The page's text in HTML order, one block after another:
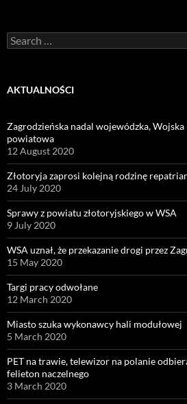
Search
for:
AKTUALNOŚCI
Zagrodzieńska nadal wojewódzka, Wojska
powiatowa
12 August 2020
Złotoryja zaprosi kolejną rodzinę
24 July 2020
Sprawy z powiatu złotoryjskiego w WSA
9 July 2020
WSA uznał, że przekazanie drogi przez
15 May 2020
Targi pracy odwołane
12 March 2020
Miasto szuka wykonawcy hali modułowej
5 March 2020
PET na trawie, telewizor na polanie
felieton naczelnego
3 March 2020